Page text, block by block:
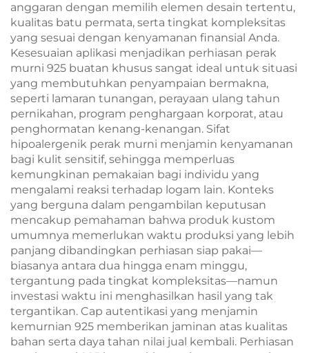
anggaran dengan memilih elemen desain tertentu,
kualitas batu permata, serta tingkat kompleksitas
yang sesuai dengan kenyamanan finansial Anda.
Kesesuaian aplikasi menjadikan perhiasan perak
murni 925 buatan khusus sangat ideal untuk situasi
yang membutuhkan penyampaian bermakna,
seperti lamaran tunangan, perayaan ulang tahun
pernikahan, program penghargaan korporat, atau
penghormatan kenang-kenangan. Sifat
hipoalergenik perak murni menjamin kenyamanan
bagi kulit sensitif, sehingga memperluas
kemungkinan pemakaian bagi individu yang
mengalami reaksi terhadap logam lain. Konteks
yang berguna dalam pengambilan keputusan
mencakup pemahaman bahwa produk kustom
umumnya memerlukan waktu produksi yang lebih
panjang dibandingkan perhiasan siap pakai—
biasanya antara dua hingga enam minggu,
tergantung pada tingkat kompleksitas—namun
investasi waktu ini menghasilkan hasil yang tak
tergantikan. Cap autentikasi yang menjamin
kemurnian 925 memberikan jaminan atas kualitas
bahan serta daya tahan nilai jual kembali. Perhiasan